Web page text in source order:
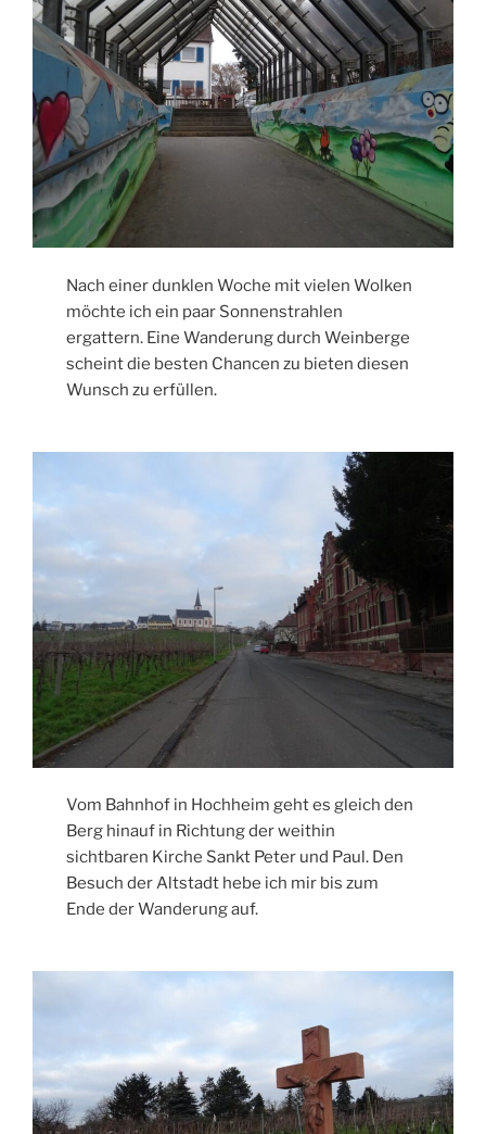
Nach einer dunklen Woche mit vielen Wolken
möchte ich ein paar Sonnenstrahlen
ergattern. Eine Wanderung durch Weinberge
scheint die besten Chancen zu bieten diesen
Wunsch zu erfüllen.
Vom Bahnhof in Hochheim geht es gleich den
Berg hinauf in Richtung der weithin
sichtbaren Kirche Sankt Peter und Paul. Den
Besuch der Altstadt hebe ich mir bis zum
Ende der Wanderung auf.